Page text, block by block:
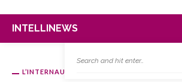
INTELLINEWS
L’INTERNAUTE